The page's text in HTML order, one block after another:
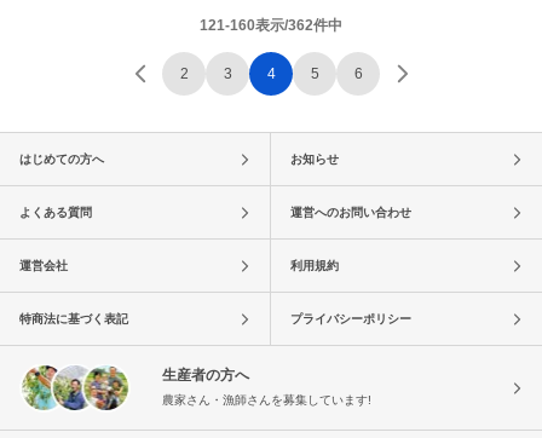
121-160表示/362件中
2 3 4 5 6
はじめての方へ お知らせ
よくある質問 運営へのお問い合わせ
運営会社 利用規約
特商法に基づく表記 プライバシーポリシー
生産者の方へ
農家さん・漁師さんを募集しています!